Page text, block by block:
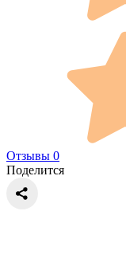
Отзывы 0
Поделится